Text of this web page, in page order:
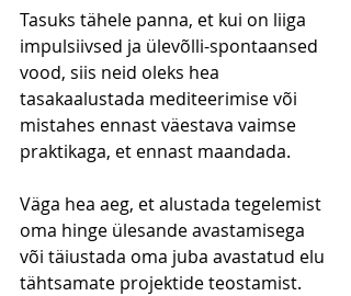
Tasuks tähele panna, et kui on liiga
impulsiivsed ja ülevõlli-spontaansed
vood, siis neid oleks hea
tasakaalustada mediteerimise või
mistahes ennast väestava vaimse
praktikaga, et ennast maandada.
Väga hea aeg, et alustada tegelemist
oma hinge ülesande avastamisega
või täiustada oma juba avastatud elu
tähtsamate projektide teostamist.